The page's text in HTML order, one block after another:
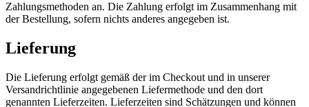
Zahlungsmethoden an. Die Zahlung erfolgt im Zusammenhang mit
der Bestellung, sofern nichts anderes angegeben ist.
Lieferung
Die Lieferung erfolgt gemäß der im Checkout und in unserer
Versandrichtlinie angegebenen Liefermethode und den dort
genannten Lieferzeiten. Lieferzeiten sind Schätzungen und können